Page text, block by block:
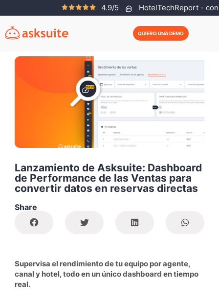
4.9/5 HotelTechReport -
QUIERO UNA DEMO
Mayo 15, 2025
Lanzamiento de Asksuite: Dashboard
de Performance de las Ventas para
convertir datos en reservas directas
Share
Supervisa el rendimiento de tu equipo por agente,
canal y hotel, todo en un único dashboard en tiempo
real.